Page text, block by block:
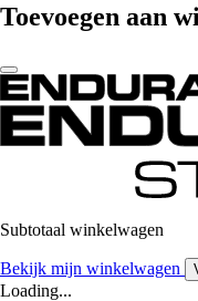
Toevoegen aan
Subtotaal winkelwagen
Bekijk mijn winkelwagen
Loading...